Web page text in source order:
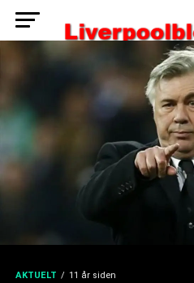
AKTUELT 11 år siden